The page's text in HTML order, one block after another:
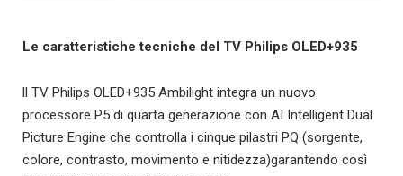
Le caratteristiche tecniche del TV Philips OLED+935
ll TV Philips OLED+935 Ambilight integra un nuovo
processore P5 di quarta generazione con AI Intelligent Dual
Picture Engine che controlla i cinque pilastri PQ (sorgente,
colore, contrasto, movimento e nitidezza)garantendo così